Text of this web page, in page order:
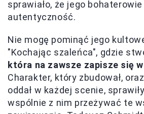
sprawiało, że jego
autentyczność.
Nie mogę pominąć jego
"Kochając szaleńca", gdzie
która na zawsze zapisze się
Charakter, który zbudował,
oddał w każdej scenie,
wspólnie z nim przeżywać te